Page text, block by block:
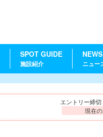
SPOT GUIDE
施設紹介 ニュー
エントリー締切
現在